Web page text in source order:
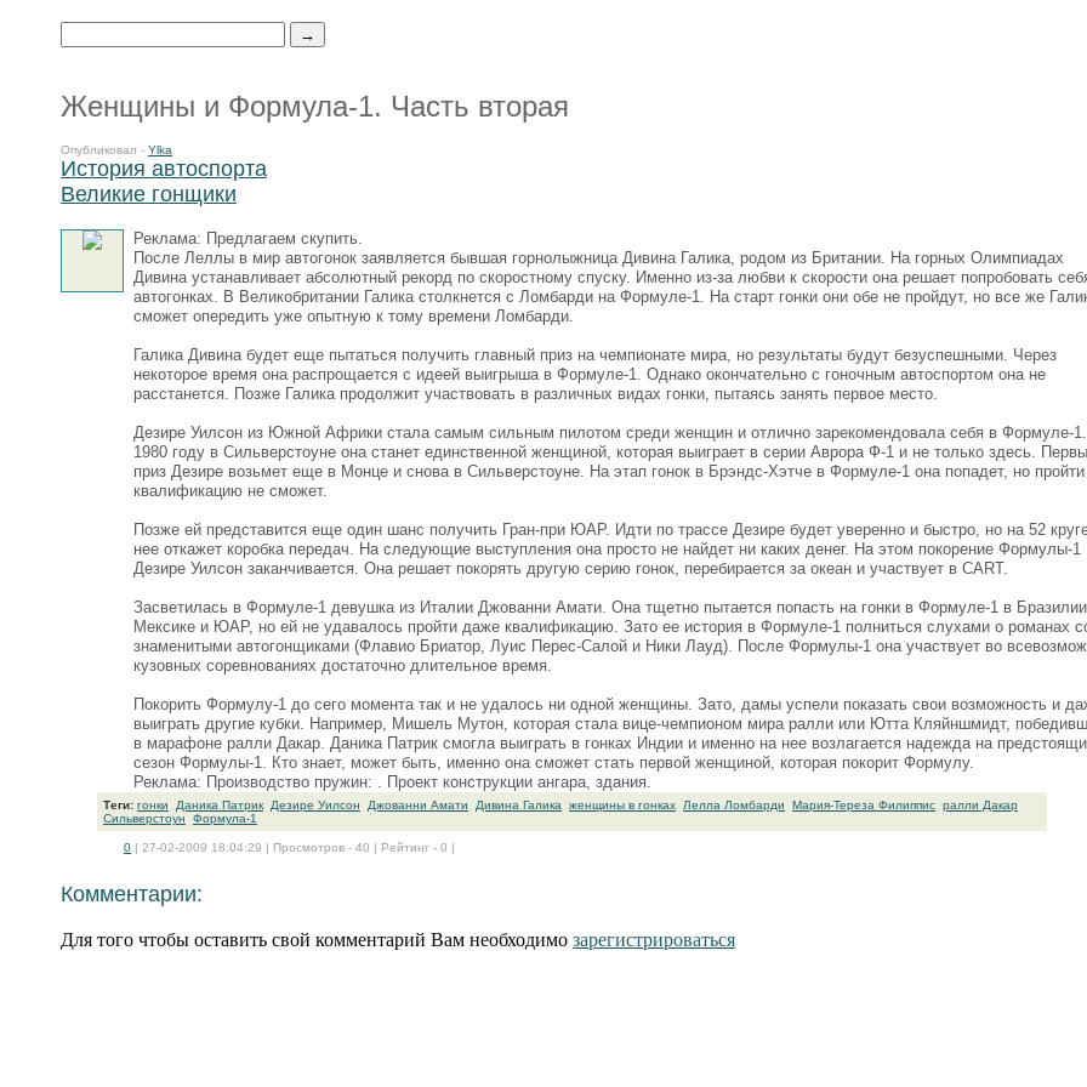
Женщины и Формула-1. Часть вторая
Опубликовал - Ylka
История автоспорта
Великие гонщики
Реклама: Предлагаем скупить.
После Леллы в мир автогонок заявляется бывшая горнолыжница Дивина Галика, родом из Британии. На горных Олимпиадах
Дивина устанавливает абсолютный рекорд по скоростному спуску. Именно из-за любви к скорости она решает попробовать
автогонках. В Великобритании Галика столкнется с Ломбарди на Формуле-1. На старт гонки они обе не пройдут, но все же
сможет опередить уже опытную к тому времени Ломбарди.
Галика Дивина будет еще пытаться получить главный приз на чемпионате мира, но результаты будут безуспешными. Через
некоторое время она распрощается с идеей выигрыша в Формуле-1. Однако окончательно с гоночным автоспортом она не
расстанется. Позже Галика продолжит участвовать в различных видах гонки, пытаясь занять первое место.
Дезире Уилсон из Южной Африки стала самым сильным пилотом среди женщин и отлично зарекомендовала себя в Формуле-
1980 году в Сильверстоуне она станет единственной женщиной, которая выиграет в серии Аврора Ф-1 и не только здесь.
приз Дезире возьмет еще в Монце и снова в Сильверстоуне. На этап гонок в Брэндс-Хэтче в Формуле-1 она попадет, но пройти
квалификацию не сможет.
Позже ей представится еще один шанс получить Гран-при ЮАР. Идти по трассе Дезире будет уверенно и быстро, но на 52
нее откажет коробка передач. На следующие выступления она просто не найдет ни каких денег. На этом покорение Формулы-1
Дезире Уилсон заканчивается. Она решает покорять другую серию гонок, перебирается за океан и участвует в CART.
Засветилась в Формуле-1 девушка из Италии Джованни Амати. Она тщетно пытается попасть на гонки в Формуле-1 в
Мексике и ЮАР, но ей не удавалось пройти даже квалификацию. Зато ее история в Формуле-1 полниться слухами о романах
знаменитыми автогонщиками (Флавио Бриатор, Луис Перес-Салой и Ники Лауд). После Формулы-1 она участвует во
кузовных соревнованиях достаточно длительное время.
Покорить Формулу-1 до сего момента так и не удалось ни одной женщины. Зато, дамы успели показать свои возможность и
выиграть другие кубки. Например, Мишель Мутон, которая стала вице-чемпионом мира ралли или Ютта Кляйншмидт,
в марафоне ралли Дакар. Даника Патрик смогла выиграть в гонках Индии и именно на нее возлагается надежда на
сезон Формулы-1. Кто знает, может быть, именно она сможет стать первой женщиной, которая покорит Формулу.
Реклама: Производство пружин: . Проект конструкции ангара, здания.
Теги: гонки Даника Патрик Дезире Уилсон Джованни Амати Дивина Галика женщины в гонках Лелла Ломбарди Мария-Тереза Филиппис ралли Дакар
Сильверстоун
Формула-1
0 | 27-02-2009 18:04:29 | Просмотров - 40 | Рейтинг - 0 |
Комментарии:
Для того чтобы оставить свой комментарий Вам необходимо зарегистрироваться